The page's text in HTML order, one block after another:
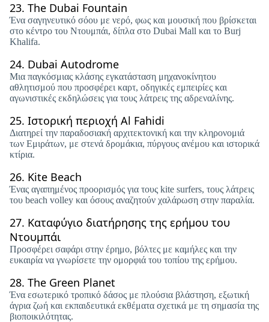
23. The Dubai Fountain
Ένα σαγηνευτικό σόου με νερό, φως και μουσική που βρίσκεται
στο κέντρο του Ντουμπάι, δίπλα στο Dubai Mall και το Burj
Khalifa.
24. Dubai Autodrome
Μια παγκόσμιας κλάσης εγκατάσταση μηχανοκίνητου
αθλητισμού που προσφέρει καρτ, οδηγικές εμπειρίες και
αγωνιστικές εκδηλώσεις για τους λάτρεις της αδρεναλίνης.
25. Ιστορική περιοχή Al Fahidi
Διατηρεί την παραδοσιακή αρχιτεκτονική και την κληρονομιά
των Εμιράτων, με στενά δρομάκια, πύργους ανέμου και ιστορικά
κτίρια.
26. Kite Beach
Ένας αγαπημένος προορισμός για τους kite surfers, τους λάτρεις
του beach volley και όσους αναζητούν χαλάρωση στην παραλία.
27. Καταφύγιο διατήρησης της ερήμου του
Ντουμπάι
Προσφέρει σαφάρι στην έρημο, βόλτες με καμήλες και την
ευκαιρία να γνωρίσετε την ομορφιά του τοπίου της ερήμου.
28. The Green Planet
Ένα εσωτερικό τροπικό δάσος με πλούσια βλάστηση, εξωτική
άγρια ​​ζωή και εκπαιδευτικά εκθέματα σχετικά με τη σημασία της
βιοποικιλότητας.